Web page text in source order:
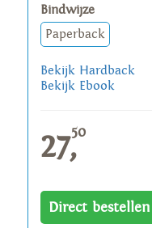
Bindwijze
Paperback
Bekijk Hardback
Bekijk Ebook
27,50
Direct bestellen